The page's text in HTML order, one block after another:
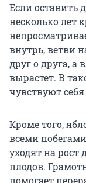
Если оставить
несколько лет
внутрь, ветви
друг о друга, а
вырастет. В
чувствуют
Кроме того,
всеми
уходят на
плодов.
помогает